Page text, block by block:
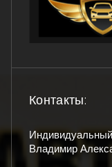
Контакты:
Владимир